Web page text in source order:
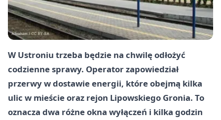
W Ustroniu trzeba będzie na chwilę odłożyć
codzienne sprawy. Operator zapowiedział
przerwy w dostawie energii, które obejmą kilka
ulic w mieście oraz rejon Lipowskiego Gronia. To
oznacza dwa różne okna wyłączeń i kilka godzin